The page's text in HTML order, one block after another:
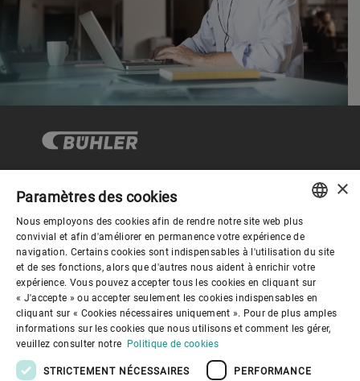
Mieux nous connaitre
Liens utiles
ENGLISH
SPANISH
GERMAN
FRENCH
RUSSIAN
×
Paramètres des cookies
Nous employons des cookies afin de rendre notre site web plus
convivial et afin d'améliorer en permanence votre expérience de
navigation. Certains cookies sont indispensables à l'utilisation du site
et de ses fonctions, alors que d'autres nous aident à enrichir votre
expérience. Vous pouvez accepter tous les cookies en cliquant sur
« J'accepte » ou accepter seulement les cookies indispensables en
cliquant sur « Cookies nécessaires uniquement ». Pour de plus amples
informations sur les cookies que nous utilisons et comment les gérer,
veuillez consulter notre Politique de cookies
STRICTEMENT NÉCESSAIRES PERFORMANCE